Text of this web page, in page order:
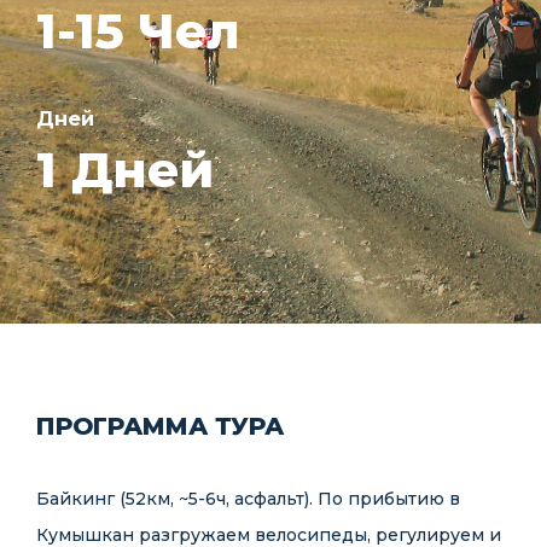
1-15 Чел
Дней
1 Дней
ПРОГРАММА ТУРА
Байкинг (52км, ~5-6ч, асфальт). По прибытию в
Кумышкан разгружаем велосипеды, регулируем и